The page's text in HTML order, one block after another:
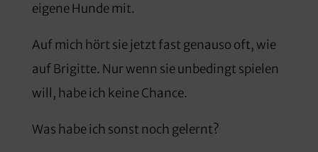
eigene Hunde mit.
Auf mich hört sie jetzt fast genauso oft, wie
auf Brigitte. Nur wenn sie unbedingt spielen
will, habe ich keine Chance.
Was habe ich sonst noch gelernt?